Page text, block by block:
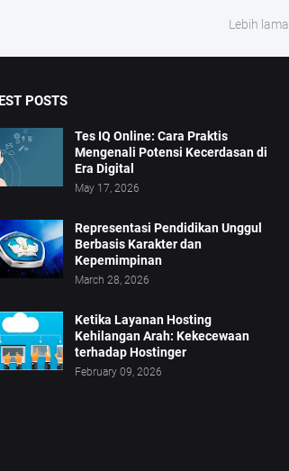
Lebih lama
POSTS
Tes IQ Online: Cara Praktis
Mengenali Potensi Kecerdasan di
Era Digital
May 17, 2026
Representasi Pendidikan Unggul
Berbasis Karakter dan
Kepemimpinan
March 28, 2026
Ketika Layanan Hosting
Kehilangan Arah: Kekecewaan
terhadap Hostinger
February 09, 2026